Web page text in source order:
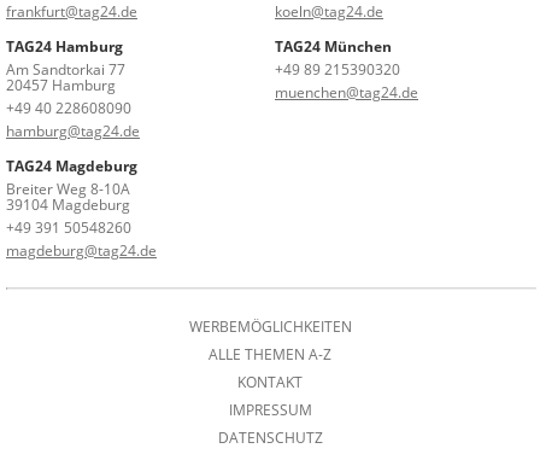
frankfurt@tag24.de
koeln@tag24.de
TAG24 Hamburg
Am Sandtorkai 77
20457 Hamburg
+49 40 228608090
hamburg@tag24.de
TAG24 München
+49 89 215390320
muenchen@tag24.de
TAG24 Magdeburg
Breiter Weg 8-10A
39104 Magdeburg
+49 391 50548260
magdeburg@tag24.de
WERBEMÖGLICHKEITEN
ALLE THEMEN A-Z
KONTAKT
IMPRESSUM
DATENSCHUTZ